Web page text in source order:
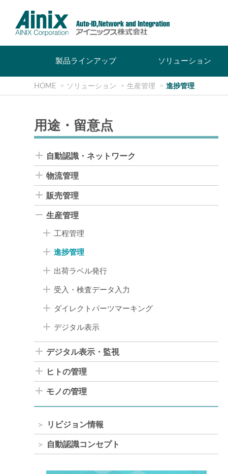
製品ラインアップ ソリューション
HOME ソリューション 生産管理 進捗管理
用途・留意点
自動認識・ネットワーク
物流管理
販売管理
生産管理
工程管理
進捗管理
出荷ラベル発行
受入・検査データ入力
ダイレクトパーツマーキング
デジタル表示
デジタル表示・監視
ヒトの管理
モノの管理
リビジョン情報
自動認識コンセプト